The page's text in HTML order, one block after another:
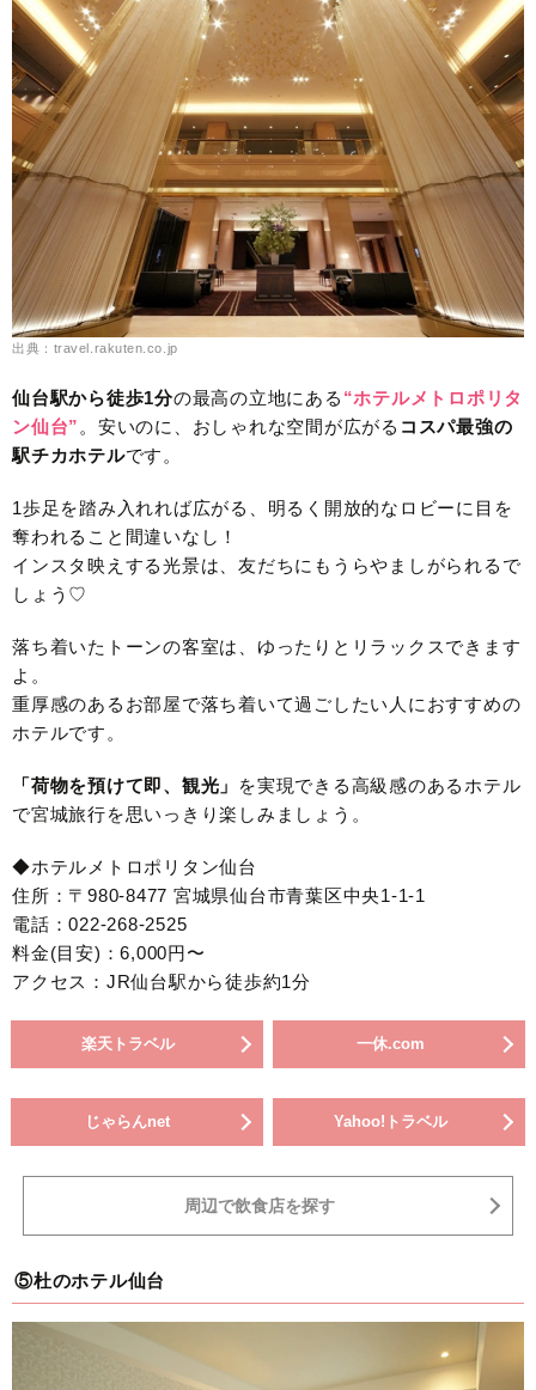
出典：travel.rakuten.co.jp
仙台駅から徒歩1分の最高の立地にある “ホテルメトロポリタ
ン仙台” 。安いのに、おしゃれな空間が広がる コスパ最強の
駅チカホテルです。
1歩足を踏み入れれば広がる、明るく開放的なロビーに目を
奪われること間違いなし！
インスタ映えする光景は、友だちにもうらやましがられるで
しょう♡
落ち着いたトーンの客室は、ゆったりとリラックスできます
よ。
重厚感のあるお部屋で落ち着いて過ごしたい人におすすめの
ホテルです。
「荷物を預けて即、観光」
を実現できる高級感のあるホテル
で宮城旅行を思いっきり楽しみましょう。
◆ホテルメトロポリタン仙台
住所：〒980-8477 宮城県仙台市青葉区中央1-1-1
電話：022-268-2525
料金(目安)：6,000円〜
アクセス：JR仙台駅から徒歩約1分
楽天トラベル 一休.com
じゃらんnet Yahoo!トラベル
周辺で飲食店を探す
⑤杜のホテル仙台